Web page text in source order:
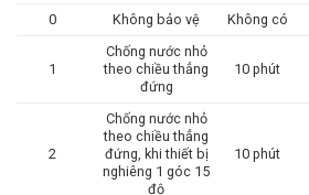
0 Không bảo vệ Không có
1
Chống nước nhỏ
theo chiều thẳng
đứng
10 phút
2
Chống nước nhỏ
theo chiều thẳng
đứng, khi thiết bị
nghiêng 1 góc 15
độ
10 phút